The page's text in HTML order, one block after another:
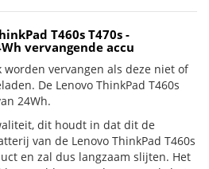
T460s T470s -
vervangende accu
vervangen als deze niet of
De Lenovo ThinkPad T460s
24Wh.
dit houdt in dat dit de
van de Lenovo ThinkPad T460s
en zal dus langzaam slijten. Het